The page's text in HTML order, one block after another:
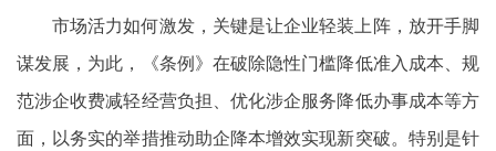
市场活力如何激发，关键是让企业轻装上阵，放开手脚
谋发展，为此，《条例》在破除隐性门槛降低准入成本、规
范涉企收费减轻经营负担、优化涉企服务降低办事成本等方
面，以务实的举措推动助企降本增效实现新突破。特别是针